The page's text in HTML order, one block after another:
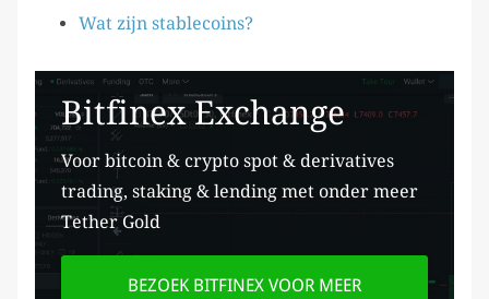
Wat zijn stablecoins?
Bitfinex Exchange
Voor bitcoin & crypto spot & derivatives
trading, staking & lending met onder meer
Tether Gold
BEZOEK BITFINEX VOOR MEER